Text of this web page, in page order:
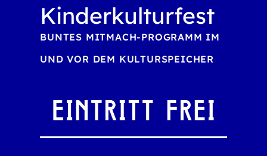
Kinderkulturfest
BUNTES MITMACH-PROGRAMM IM
UND VOR DEM KULTURSPEICHER